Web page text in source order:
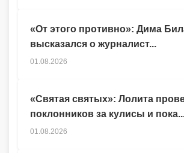
«От этого противно»: Дима
высказался о журналист...
01.08.2026
«Святая святых»: Лолита
поклонников за кулисы и
01.08.2026